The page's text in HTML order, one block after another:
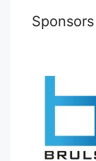
Sponsors